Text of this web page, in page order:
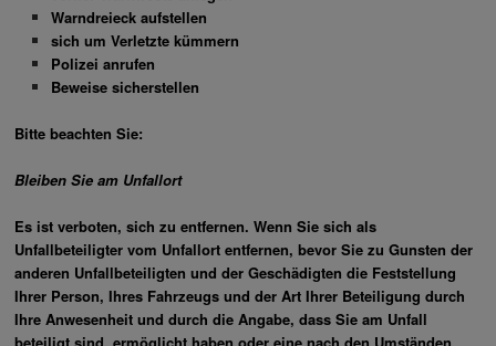
Warndreieck aufstellen
sich um Verletzte kümmern
Polizei anrufen
Beweise sicherstellen
Bitte beachten Sie:
Bleiben Sie am Unfallort
Es ist verboten, sich zu entfernen. Wenn Sie sich als
Unfallbeteiligter vom Unfallort entfernen, bevor Sie zu Gunsten der
anderen Unfallbeteiligten und der Geschädigten die Feststellung
Ihrer Person, Ihres Fahrzeugs und der Art Ihrer Beteiligung durch
Ihre Anwesenheit und durch die Angabe, dass Sie am Unfall